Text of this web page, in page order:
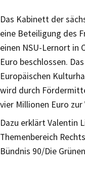
Das Kabinett der
eine Beteiligung des
einen NSU-Lernort in
Euro beschlossen.
Europäischen
wird durch
vier Millionen Euro
Dazu erklärt Valentin
Themenbereich
Bündnis 90/Die